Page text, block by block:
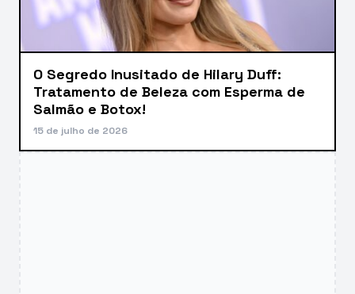
O Segredo Inusitado de Hilary Duff:
Tratamento de Beleza com Esperma de
Salmão e Botox!
15 de julho de 2026